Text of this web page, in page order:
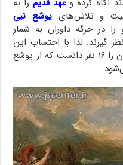
آگاه کرده وعهد قدیم را به
و تلاش‌هاییوشع نبی
در جرگه داوران به شمار
گیرند. لذا با احتساب این
پیامبر بزرگ الهی بایستی تعداد داوران را ۱۶ نفر دانست که از یوشع